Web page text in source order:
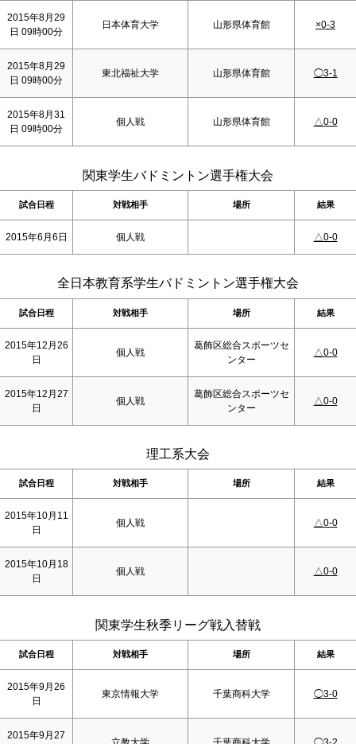
2015年8月29
日 09時00分
日本体育大学 山形県体育館 ×0-3
2015年8月29
日 09時00分
東北福祉大学 山形県体育館 ◯3-1
2015年8月31
日 09時00分
個人戦 山形県体育館 △0-0
関東学生バドミントン選手権大会
試合日程 対戦相手 場所 結果
2015年6月6日 個人戦 △0-0
全日本教育系学生バドミントン選手権大会
試合日程 対戦相手 場所 結果
2015年12月26
日
個人戦
葛飾区総合スポーツセ
ンター
△0-0
2015年12月27
日
個人戦
葛飾区総合スポーツセ
ンター
△0-0
理工系大会
試合日程 対戦相手 場所 結果
2015年10月11
日
個人戦 △0-0
2015年10月18
日
個人戦 △0-0
関東学生秋季リーグ戦入替戦
試合日程 対戦相手 場所 結果
2015年9月26
日
東京情報大学 千葉商科大学 ◯3-0
2015年9月27